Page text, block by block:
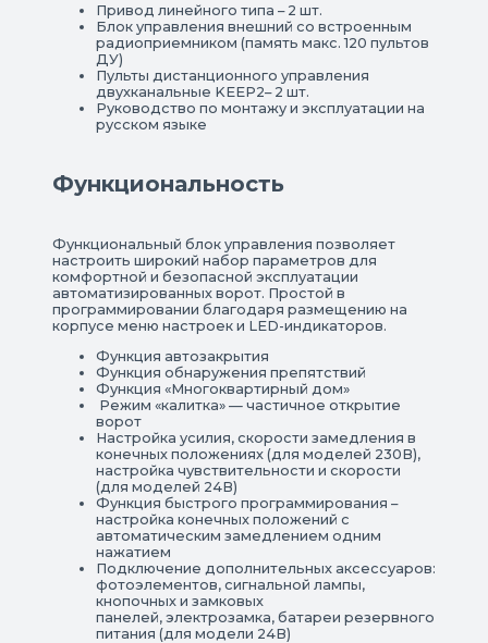
Привод линейного типа – 2 шт.
Блок управления внешний со встроенным
радиоприемником (память макс. 120 пультов
ДУ)
Пульты дистанционного управления
двухканальные KEEP2– 2 шт.
Руководство по монтажу и эксплуатации на
русском языке
Функциональность
Функциональный блок управления позволяет
настроить широкий набор параметров для
комфортной и безопасной эксплуатации
автоматизированных ворот. Простой в
программировании благодаря размещению на
корпусе меню настроек и LED-индикаторов.
Функция автозакрытия
Функция обнаружения препятствий
Функция «Многоквартирный дом»
Режим «калитка» — частичное открытие
ворот
Настройка усилия, скорости замедления в
конечных положениях (для моделей 230В),
настройка чувствительности и скорости
(для моделей 24В)
Функция быстрого программирования –
настройка конечных положений с
автоматическим замедлением одним
нажатием
Подключение дополнительных аксессуаров:
фотоэлементов, сигнальной лампы,
кнопочных и замковых
панелей, электрозамка, батареи резервного
питания (для модели 24В)